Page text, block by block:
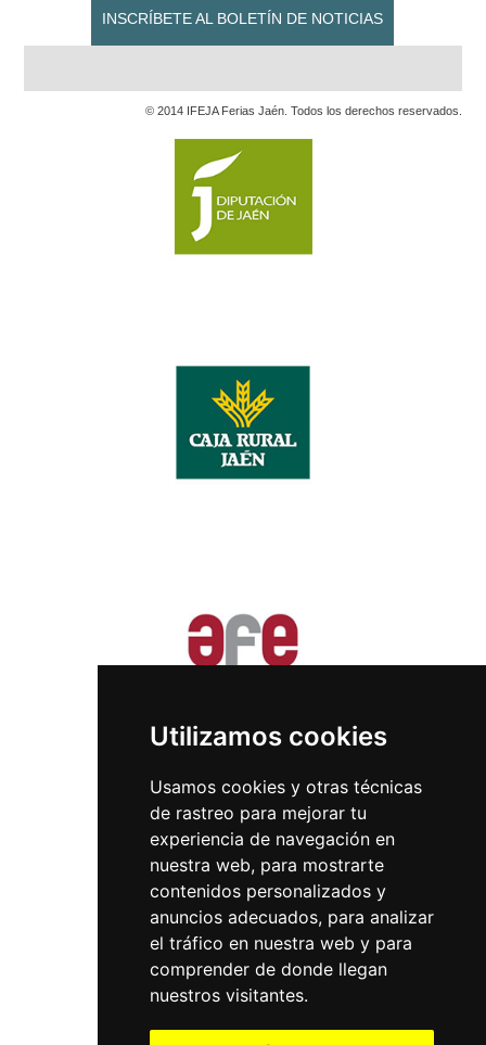
Utilizamos cookies
Usamos cookies y otras técnicas
de rastreo para mejorar tu
experiencia de navegación en
nuestra web, para mostrarte
contenidos personalizados y
anuncios adecuados, para analizar
el tráfico en nuestra web y para
comprender de donde llegan
nuestros visitantes.
INSCRÍBETE AL BOLETÍN DE NOTICIAS
© 2014 IFEJA Ferias Jaén. Todos los derechos reservados.